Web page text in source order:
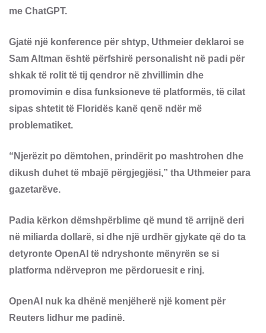
me ChatGPT.
Gjatë një konference për shtyp, Uthmeier deklaroi se
Sam Altman është përfshirë personalisht në padi për
shkak të rolit të tij qendror në zhvillimin dhe
promovimin e disa funksioneve të platformës, të cilat
sipas shtetit të Floridës kanë qenë ndër më
problematiket.
“Njerëzit po dëmtohen, prindërit po mashtrohen dhe
dikush duhet të mbajë përgjegjësi,” tha Uthmeier para
gazetarëve.
Padia kërkon dëmshpërblime që mund të arrijnë deri
në miliarda dollarë, si dhe një urdhër gjykate që do ta
detyronte OpenAI të ndryshonte mënyrën se si
platforma ndërvepron me përdoruesit e rinj.
OpenAI nuk ka dhënë menjëherë një koment për
Reuters lidhur me padinë.